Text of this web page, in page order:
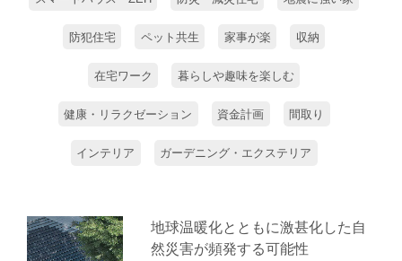
防犯住宅 ペット共生 家事が楽 収納
在宅ワーク 暮らしや趣味を楽しむ
健康・リラクゼーション 資金計画 間取り
インテリア ガーデニング・エクステリア
地球温暖化とともに激甚化した自
然災害が頻発する可能性